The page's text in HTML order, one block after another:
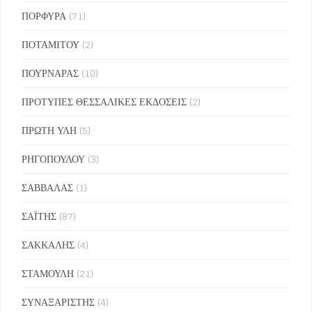
ΠΟΡΦΥΡΑ (71)
ΠΟΤΑΜΙΤΟΥ (2)
ΠΟΥΡΝΑΡΑΣ (10)
ΠΡΟΤΥΠΕΣ ΘΕΣΣΑΛΙΚΕΣ ΕΚΔΟΣΕΙΣ (2)
ΠΡΩΤΗ ΥΛΗ (5)
ΡΗΓΟΠΟΥΛΟΥ (3)
ΣΑΒΒΑΛΑΣ (1)
ΣΑΪΤΗΣ (87)
ΣΑΚΚΑΛΗΣ (4)
ΣΤΑΜΟΥΛΗ (21)
ΣΥΝΑΞΑΡΙΣΤΗΣ (4)